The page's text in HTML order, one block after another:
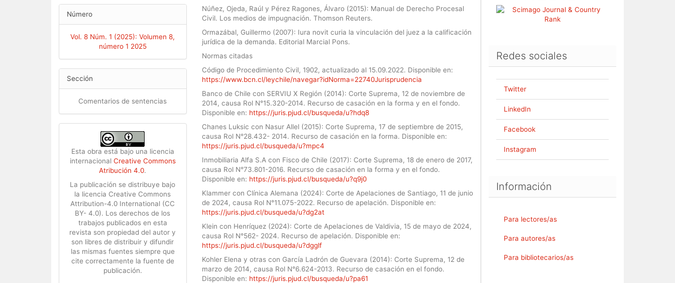
Número
Vol. 8 Núm. 1 (2025): Volumen 8,
número 1 2025
Sección
Comentarios de sentencias
Esta obra está bajo una licencia
internacional Creative Commons
Atribución 4.0.
La publicación se distribuye bajo
la licencia Creative Commons
Attribution-4.0 International (CC
BY- 4.0). Los derechos de los
trabajos publicados en esta
revista son propiedad del autor y
son libres de distribuir y difundir
las mismas fuentes siempre que
cite correctamente la fuente de
publicación.
Núñez, Ojeda, Raúl y Pérez Ragones, Álvaro (2015): Manual de Derecho Procesal
Civil. Los medios de impugnación. Thomson Reuters.
Ormazábal, Guillermo (2007): Iura novit curia la vinculación del juez a la calificación
jurídica de la demanda. Editorial Marcial Pons.
Normas citadas
Código de Procedimiento Civil, 1902, actualizado al 15.09.2022. Disponible en:
https://www.bcn.cl/leychile/navegar?idNorma=22740Jurisprudencia
Banco de Chile con SERVIU X Región (2014): Corte Suprema, 12 de noviembre de
2014, causa Rol N°15.320-2014. Recurso de casación en la forma y en el fondo.
Disponible en: https://juris.pjud.cl/busqueda/u?hdq8
Chanes Luksic con Nasur Allel (2015): Corte Suprema, 17 de septiembre de 2015,
causa Rol N°28.432- 2014. Recurso de casación en la forma. Disponible en:
https://juris.pjud.cl/busqueda/u?mpc4
Inmobiliaria Alfa S.A con Fisco de Chile (2017): Corte Suprema, 18 de enero de 2017,
causa Rol N°73.801-2016. Recurso de casación en la forma y en el fondo.
Disponible en: https://juris.pjud.cl/busqueda/u?q9j0
Klammer con Clínica Alemana (2024): Corte de Apelaciones de Santiago, 11 de junio
de 2024, causa Rol N°11.075-2022. Recurso de apelación. Disponible en:
https://juris.pjud.cl/busqueda/u?dg2at
Klein con Henríquez (2024): Corte de Apelaciones de Valdivia, 15 de mayo de 2024,
causa Rol N°562- 2024. Recurso de apelación. Disponible en:
https://juris.pjud.cl/busqueda/u?dgglf
Kohler Elena y otras con García Ladrón de Guevara (2014): Corte Suprema, 12 de
marzo de 2014, causa Rol N°6.624-2013. Recurso de casación en el fondo.
Disponible en: https://juris.pjud.cl/busqueda/u?pa61
Redes sociales
Twitter
LinkedIn
Facebook
Instagram
Información
Para lectores/as
Para autores/as
Para bibliotecarios/as